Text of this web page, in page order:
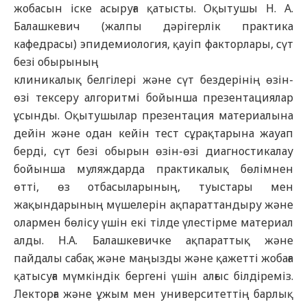
жобасын іске асыруға қатысты. Оқытушы Н. А.
Балашкевич (жалпы дəрігерлік практика
кафедрасы) эпидемиология, қауіп факторлары, сүт
безі обырының
клиникалық белгілері жəне сүт бездерінің өзін-
өзі тексеру алгоритмі бойынша презентациялар
ұсынды. Оқытушылар презентация материалына
дейін жəне одан кейін тест сұрақтарына жауап
берді, сүт безі обырын өзін-өзі диагностикалау
бойынша муляждарда практикалық бөлімнен
өтті, өз отбасыларының, туыстары мен
жақындарының мүшелерін ақпараттандыру жəне
олармен бөлісу үшін екі тілде үлестірме материал
алды. Н.А. Балашкевичке ақпараттық жəне
пайдалы сабақ жəне маңызды жəне қажетті жобаға
қатысуға мүмкіндік бергені үшін алғыс білдіреміз.
Лекторға жəне ұжым мен университеттің барлық